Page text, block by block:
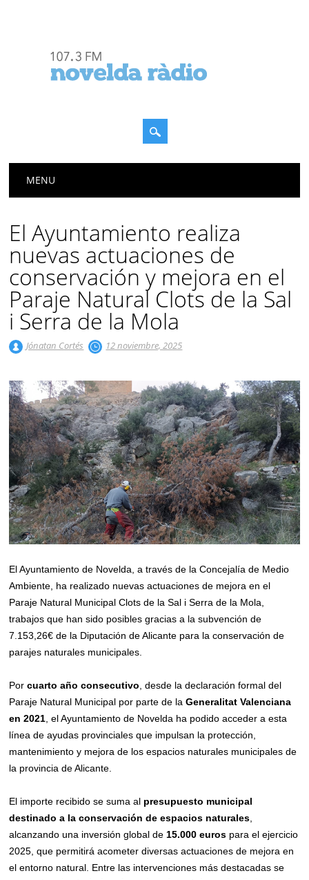
Menú principal
MENU
El Ayuntamiento realiza
nuevas actuaciones de
conservación y mejora en el
Paraje Natural Clots de la Sal
i Serra de la Mola
Jónatan Cortés 12 noviembre, 2025
El Ayuntamiento de Novelda, a través de la Concejalía de Medio
Ambiente, ha realizado nuevas actuaciones de mejora en el
Paraje Natural Municipal Clots de la Sal i Serra de la Mola,
trabajos que han sido posibles gracias a la subvención de
7.153,26€ de la Diputación de Alicante para la conservación de
parajes naturales municipales.
Porcuarto año consecutivo , desde la declaración formal del
Paraje Natural Municipal por parte de laGeneralitat Valenciana
en 2021 , el Ayuntamiento de Novelda ha podido acceder a esta
línea de ayudas provinciales que impulsan la protección,
mantenimiento y mejora de los espacios naturales municipales de
la provincia de Alicante.
El importe recibido se suma al presupuesto municipal
destinado a la conservación de espacios naturales
alcanzando una inversión global de 15.000 euros para el ejercicio
2025, que permitirá acometer diversas actuaciones de mejora en
el entorno natural. Entre las intervenciones más destacadas se